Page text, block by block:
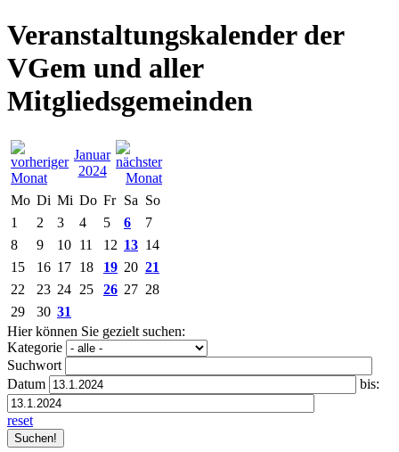
Veranstaltungskalender der
VGem und aller
Mitgliedsgemeinden
Januar
2024
Mo Di Mi Do Fr Sa So
1
2 3 4 5 6
7
8
9 10 11 12 13 14
15
16 17 18 19 20 21
22
23 24 25 26 27 28
29
30 31
Hier können Sie gezielt suchen:
Kategorie
Suchwort
Datum
bis:
reset